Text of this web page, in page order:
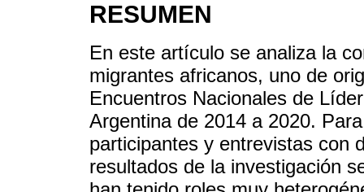
RESUMEN
En este artículo se analiza la
migrantes africanos, uno de
Encuentros Nacionales de
Argentina de 2014 a 2020.
participantes y entrevistas con
resultados de la investigación